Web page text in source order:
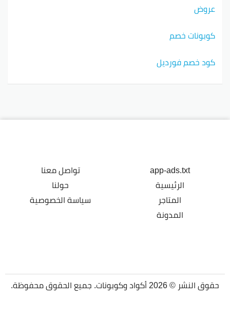
عروض
كوبونات خصم
كود خصم فورديل
app-ads.txt
الرئيسية
المتاجر
المدونة
تواصل معنا
حولنا
سياسة الخصوصية
حقوق النشر © 2026 أكواد وكوبونات. جميع الحقوق محفوظة.